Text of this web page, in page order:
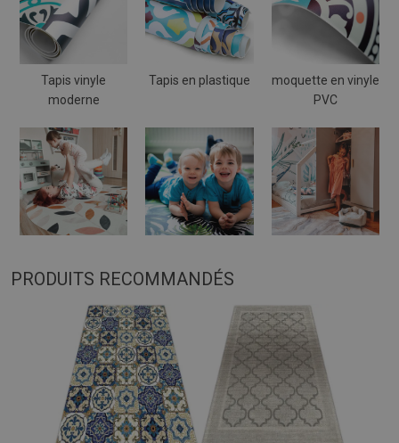
Tapis vinyle
moderne
Tapis en plastique
moquette en vinyle
PVC
PRODUITS RECOMMANDÉS